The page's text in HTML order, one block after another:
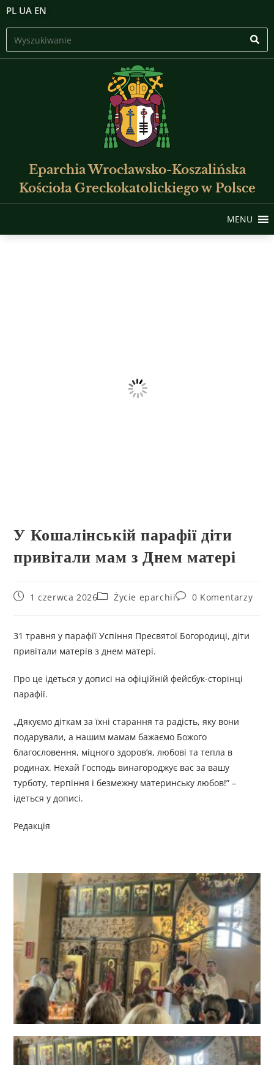
PL UA EN
Eparchia Wrocławsko-Koszalińska
Kościoła Greckokatolickiego w Polsce
MENU
У Кошалінській парафії діти
привітали мам з Днем матері
1 czerwca 2026 Życie eparchii 0 Komentarzy
31 травня у парафії Успіння Пресвятої Богородиці, діти
привітали матерів з днем матері.
Про це ідеться у дописі на офіційній фейсбук-сторінці
парафії.
„Дякуємо діткам за їхні старання та радість, яку вони
подарували, а нашим мамам бажаємо Божого
благословення, міцного здоров’я, любові та тепла в
родинах. Нехай Господь винагороджує вас за вашу
турботу, терпіння і безмежну материнську любов!” –
ідеться у дописі.
Редакція